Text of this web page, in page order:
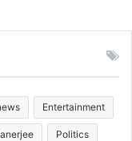
Entertainment
Politics